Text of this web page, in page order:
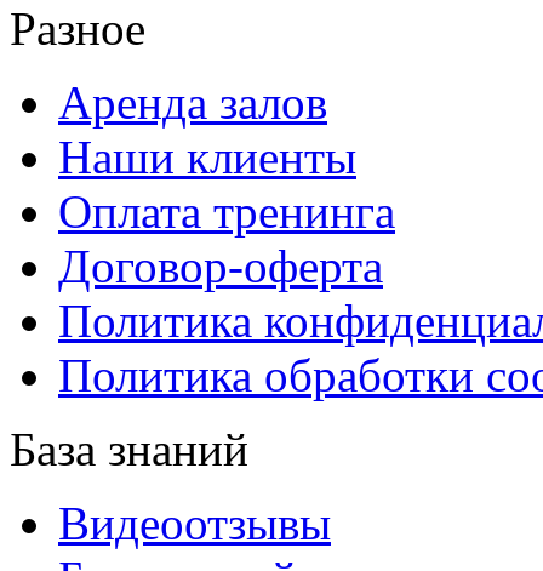
Разное
Аренда залов
Наши клиенты
Оплата тренинга
Договор-оферта
Политика
Политика обработки
База знаний
Видеоотзывы